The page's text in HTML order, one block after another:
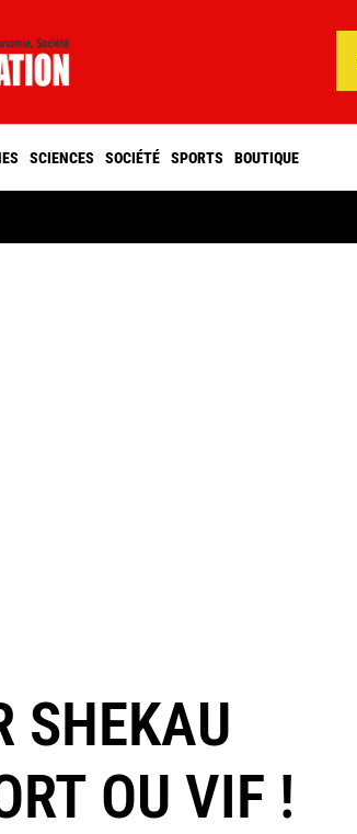
SCIENCES SOCIÉTÉ SPORTS BOUTIQUE
SHEKAU
OU VIF !